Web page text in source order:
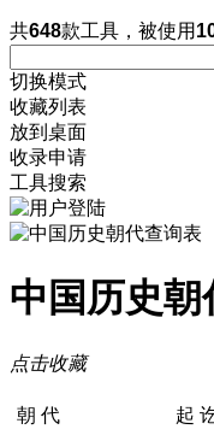
共648款工具，被使用
切换模式
收藏列表
放到桌面
收录申请
工具搜索
中国历史朝
点击收藏
朝 代 起